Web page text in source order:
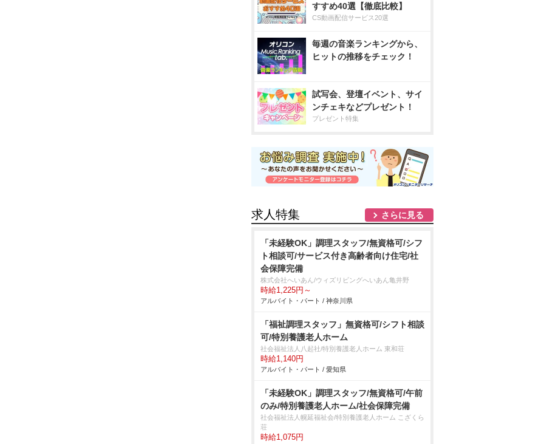
すすめ40選【徹底比較】
CS動画配信サービス20選
毎週の音楽ランキングから、
ヒットの推移をチェック！
試写会、登壇イベント、サイ
ンチェキなどプレゼント！
プレゼント特集
求人特集 さらに見る
「未経験OK」調理スタッフ/無資格可/シフ
ト相談可/サービス付き高齢者向け住宅/社
会保障完備
株式会社へいあん/ウィズリビングへいあん亀井野
時給1,225円～
アルバイト・パート / 神奈川県
「福祉調理スタッフ」無資格可/シフト相談
可/特別養護老人ホーム
社会福祉法人八起社/特別養護老人ホーム 東和荘
時給1,140円
アルバイト・パート / 愛知県
「未経験OK」調理スタッフ/無資格可/午前
のみ/特別養護老人ホーム/社会保障完備
社会福祉法人幌延福祉会/特別養護老人ホーム こざくら
荘
時給1,075円